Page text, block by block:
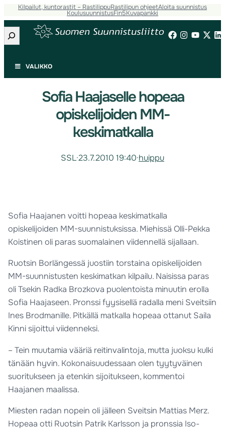
Kilpailut, kuntorastit – RastilippuRastilipun ohjeetAloita suunnistus
KoulusuunnistusFin5Kuvapankki
Etsi
VALIKKO
Sofia Haajaselle hopeaa
opiskelijoiden MM-
keskimatkalla
SSL·23.7.2010 19:40·huippu
Sofia Haajanen voitti hopeaa keskimatkalla
opiskelijoiden MM-suunnistuksissa. Miehissä Olli-Pekka
Koistinen oli paras suomalainen viidennellä sijallaan.
Ruotsin Borlängessä juostiin torstaina opiskelijoiden
MM-suunnistusten keskimatkan kilpailu. Naisissa paras
oli Tsekin Radka Brozkova puolentoista minuutin erolla
Sofia Haajaseen. Pronssi fyysisellä radalla meni Sveitsiin
Ines Brodmanille. Pitkällä matkalla hopeaa ottanut Saila
Kinni sijoittui viidenneksi.
– Tein muutamia vääriä reitinvalintoja, mutta juoksu kulki
tänään hyvin. Kokonaisuudessaan olen tyytyväinen
suoritukseen ja etenkin sijoitukseen, kommentoi
Haajanen maalissa.
Miesten radan nopein oli jälleen Sveitsin Mattias Merz.
Hopeaa otti Ruotsin Patrik Karlsson ja pronssia Iso-